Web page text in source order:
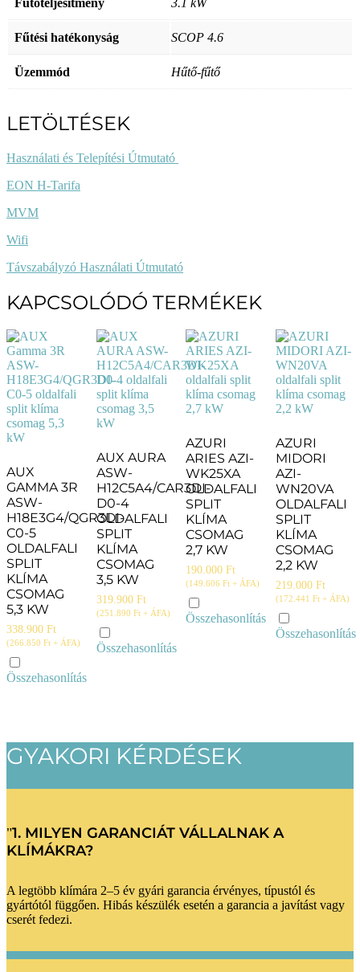
Fűtési hatékonyság SCOP 4.6
Üzemmód Hűtő-fűtő
LETÖLTÉSEK
Használati és Telepítési Útmutató
EON H-Tarifa
MVM
Wifi
Távszabályzó Használati Útmutató
KAPCSOLÓDÓ TERMÉKEK
AUX
GAMMA 3R
ASW-
H18E3G4/QGR3DI-
C0-5
OLDALFALI
SPLIT
KLÍMA
CSOMAG
5,3 KW
338.900 Ft
(266.850 Ft + ÁFA)
Összehasonlítás
AUX AURA
ASW-
H12C5A4/CAR3DI-
D0-4
OLDALFALI
SPLIT
KLÍMA
CSOMAG
3,5 KW
319.900 Ft
(251.890 Ft+ ÁFA)
Összehasonlítás
AZURI
ARIES AZI-
WK25XA
OLDALFALI
SPLIT
KLÍMA
CSOMAG
2,7 KW
190.000Ft
(149.606Ft + ÁFA)
Összehasonlítás
AZURI
MIDORI
AZI-
WN20VA
OLDALFALI
SPLIT
KLÍMA
CSOMAG
2,2 KW
219.000 Ft
(172.441 Ft+ ÁFA)
Összehasonlítás
GYAKORI KÉRDÉSEK
1. MILYEN GARANCIÁT VÁLLALNAK A
KLÍMÁKRA?
A legtöbb klímára 2–5 év gyári garancia érvényes, típustól és
gyártótól függően. Hibás készülék esetén a garancia a javítást vagy
cserét fedezi.